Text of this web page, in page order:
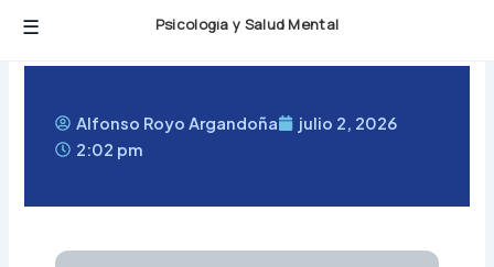
Psicología y Salud Mental
contenido
Alfonso Royo Argandoña
julio 2, 2026
2:02 pm